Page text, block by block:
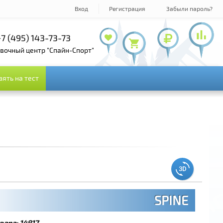
Вход Регистрация Забыли пароль?
+7 (495) 143-73-73
(800) 100-19-72 +7 (495) 978-61-54
центр "Спайн-Спорт"
на тест
на тест
SPINE